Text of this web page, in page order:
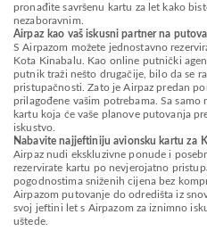
pronađite savršenu kartu za let kako
nezaboravnim.
Airpaz kao vaš iskusni partner na
S Airpazom možete jednostavno
Kota Kinabalu. Kao online putnički
putnik traži nešto drugačije, bilo da se
pristupačnosti. Zato je Airpaz predan
prilagođene vašim potrebama. Sa
kartu koja će vaše planove putovanja
iskustvo.
Nabavite najjeftiniju avionsku kartu za
Airpaz nudi ekskluzivne ponude i
rezervirate kartu po nevjerojatno
pogodnostima sniženih cijena bez
Airpazom putovanje do odredišta iz
svoj jeftini let s Airpazom za iznimno
uštede.